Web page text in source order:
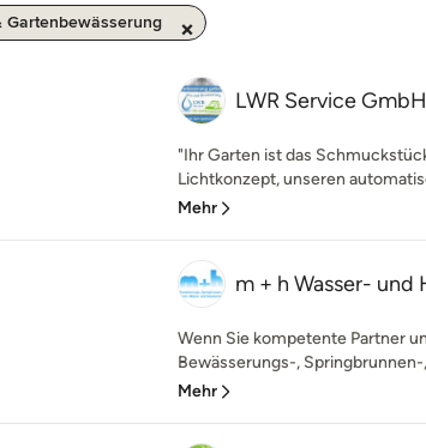
Gartenbewässerung
LWR Service GmbH
"Ihr Garten ist das
Lichtkonzept, unseren
Mehr
m + h Wasser- und
Wenn Sie kompetente Partner
Bewässerungs-,
Mehr